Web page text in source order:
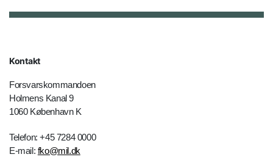
Kontakt
Forsvarskommandoen
Holmens Kanal 9
1060 København K
Telefon: +45 7284 0000
E-mail: fko@mil.dk